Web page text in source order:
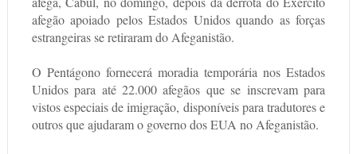
afegão apoiado pelos Estados Unidos quando as forças
estrangeiras se retiraram do Afeganistão.
O Pentágono fornecerá moradia temporária nos Estados
Unidos para até 22.000 afegãos que se inscrevam para
vistos especiais de imigração, disponíveis para tradutores e
outros que ajudaram o governo dos EUA no Afeganistão.